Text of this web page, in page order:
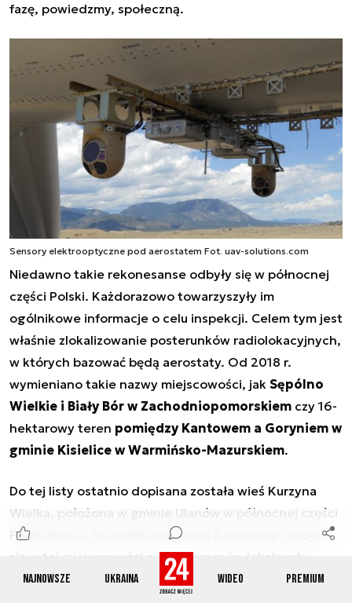
Najnowsze Ukraina Wideo Premium
fazę, powiedzmy, społeczną.
Sensory elektrooptyczne pod aerostatem Fot. uav-solutions.com
Niedawno takie rekonesanse odbyły się w północnej
części Polski. Każdorazowo towarzyszyły im
ogólnikowe informacje o celu inspekcji. Celem tym jest
właśnie zlokalizowanie posterunków radiolokacyjnych,
w których bazować będą aerostaty. Od 2018 r.
wymieniano takie nazwy miejscowości, jak Sępólno
Wielkie i Biały Bór w Zachodniopomorskiem czy 16-
hektarowy teren pomiędzy Kantowem a Goryniem w
gminie Kisielice w Warmińsko-Mazurskiem.
Do tej listy ostatnio dopisana została wieś Kurzyna
Wielka, położona w gminie Ulanów w północnej części
Podkarpacia. Na spotkaniu, które 8 września odbyło
się w tej miejscowości z udziałem m.in. lokalnych
samorządowców, przekazano otwarcie informacje o